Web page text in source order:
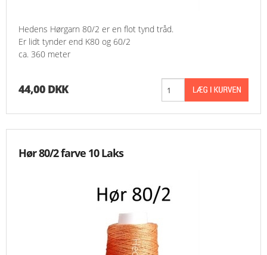
Hedens Hørgarn 80/2 er en flot tynd tråd.
Er lidt tynder end K80 og 60/2
ca. 360 meter
44,00 DKK
Hør 80/2 farve 10 Laks